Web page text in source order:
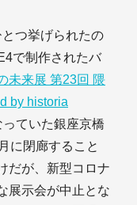
つ挙げられたの
で制作されたバ
未来展 第23回 隈
by historia
ていた銀座京橋
に閉廊すること
だが、新型コロナ
展示会が中止とな